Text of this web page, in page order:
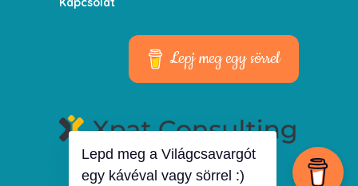
Lepj meg egy sörrel
Lepd meg a Világcsavargót
egy kávéval vagy sörrel :)